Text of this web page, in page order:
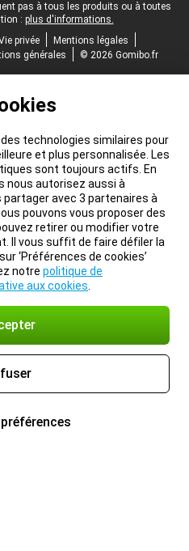
pas à tous les produits ou à toutes
: plus d'informations.
privée
Mentions légales
générales © 2026 Gomibo.fr
technologies similaires pour
et plus personnalisée. Les
sont toujours actifs. En
nous autorisez aussi à
avec 3 partenaires à
pouvons vous proposer des
retirer ou modifier votre
Il vous suffit de faire défiler la
‘Préférences de cookies’
notre politique de
aux cookies